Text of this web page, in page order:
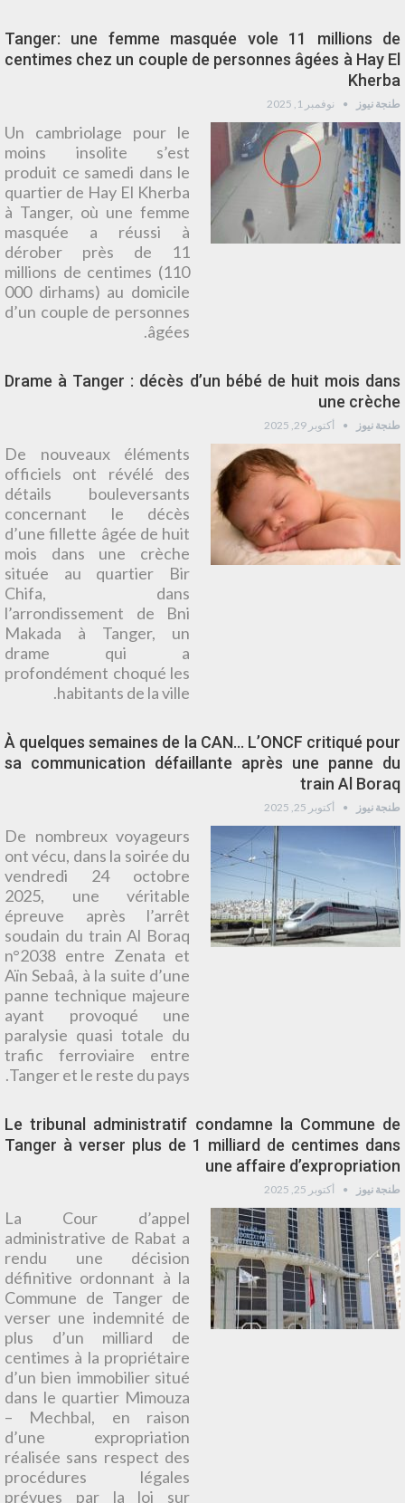
Tanger: une femme masquée vole 11 millions de
centimes chez un couple de personnes âgées à Hay El
Kherba
طنجة نيوز نوفمبر 1, 2025
Un cambriolage pour le
moins insolite s’est
produit ce samedi dans le
quartier de Hay El Kherba
à Tanger, où une femme
masquée a réussi à
dérober près de 11
millions de centimes (110
000 dirhams) au domicile
d’un couple de personnes
âgées.
Drame à Tanger : décès d’un bébé de huit mois dans
une crèche
طنجة نيوز أكتوبر 29, 2025
De nouveaux éléments
officiels ont révélé des
détails bouleversants
concernant le décès
d’une fillette âgée de huit
mois dans une crèche
située au quartier Bir
Chifa, dans
l’arrondissement de Bni
Makada à Tanger, un
drame qui a
profondément choqué les
habitants de la ville.
À quelques semaines de la CAN… L’ONCF critiqué pour
sa communication défaillante après une panne du
train Al Boraq
طنجة نيوز أكتوبر 25, 2025
De nombreux voyageurs
ont vécu, dans la soirée du
vendredi 24 octobre
2025, une véritable
épreuve après l’arrêt
soudain du train Al Boraq
n°2038 entre Zenata et
Aïn Sebaâ, à la suite d’une
panne technique majeure
ayant provoqué une
paralysie quasi totale du
trafic ferroviaire entre
Tanger et le reste du pays.
Le tribunal administratif condamne la Commune de
Tanger à verser plus de 1 milliard de centimes dans
une affaire d’expropriation
طنجة نيوز أكتوبر 25, 2025
La Cour d’appel
administrative de Rabat a
rendu une décision
définitive ordonnant à la
Commune de Tanger de
verser une indemnité de
plus d’un milliard de
centimes à la propriétaire
d’un bien immobilier situé
dans le quartier Mimouza
– Mechbal, en raison
d’une expropriation
réalisée sans respect des
procédures légales
prévues par la loi sur